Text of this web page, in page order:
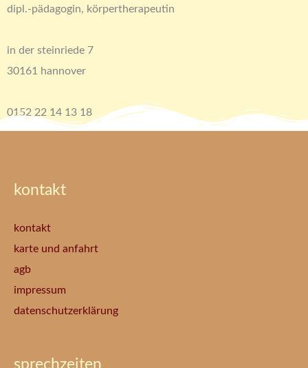
dipl.-pädagogin, körpertherapeutin
in der steinriede 7
30161 hannover
0152 22 14 13 18
kontakt
kontakt
karte und anfahrt
agb
impressum
datenschutzerklärung
sprechzeiten